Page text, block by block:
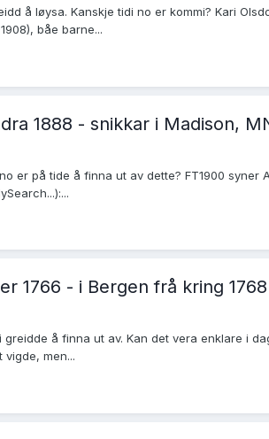
å løysa. Kanskje tidi no er kommi? Kari
båe barne...
1888 - snikkar i Madison,
på tide å finna ut av dette? FT1900 syner
1766 - i Bergen frå kring
å finna ut av. Kan det vera enklare i
men...